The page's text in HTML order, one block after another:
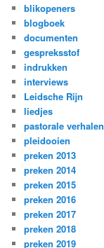
blikopeners
blogboek
documenten
gespreksstof
indrukken
interviews
Leidsche Rijn
liedjes
pastorale verhalen
pleidooien
preken 2013
preken 2014
preken 2015
preken 2016
preken 2017
preken 2018
preken 2019